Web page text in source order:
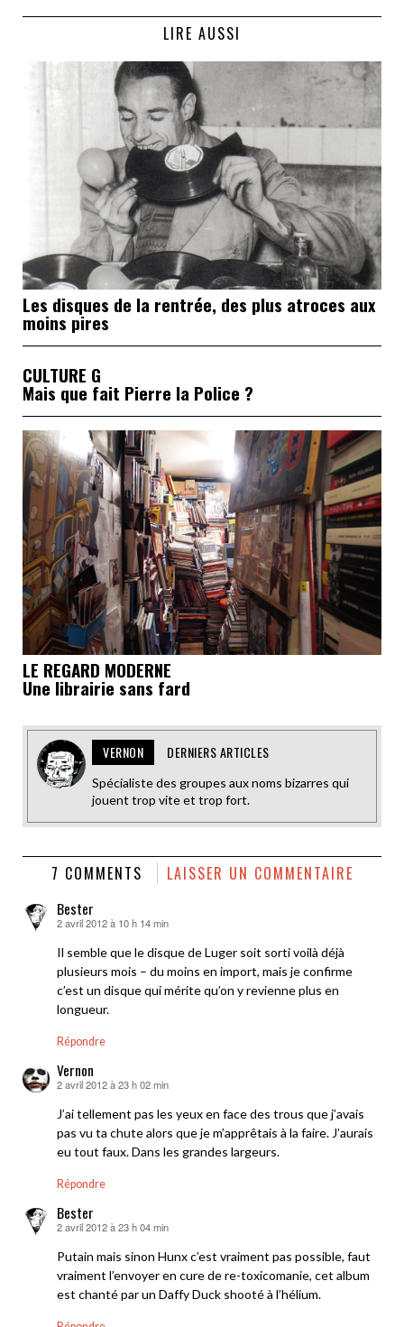
LIRE AUSSI
Les disques de la rentrée, des plus atroces aux
moins pires
CULTURE G
Mais que fait Pierre la Police ?
LE REGARD MODERNE
Une librairie sans fard
VERNON DERNIERS ARTICLES
Spécialiste des groupes aux noms bizarres qui
jouent trop vite et trop fort.
7 COMMENTS LAISSER UN COMMENTAIRE
Bester
dit :
2 avril 2012 à 10 h 14 min
Il semble que le disque de Luger soit sorti voilà déjà
plusieurs mois – du moins en import, mais je confirme
c’est un disque qui mérite qu’on y revienne plus en
longueur.
Répondre
Vernon
dit :
2 avril 2012 à 23 h 02 min
J’ai tellement pas les yeux en face des trous que j’avais
pas vu ta chute alors que je m’apprêtais à la faire. J’aurais
eu tout faux. Dans les grandes largeurs.
Répondre
Bester
dit :
2 avril 2012 à 23 h 04 min
Putain mais sinon Hunx c’est vraiment pas possible, faut
vraiment l’envoyer en cure de re-toxicomanie, cet album
est chanté par un Daffy Duck shooté à l’hélium.